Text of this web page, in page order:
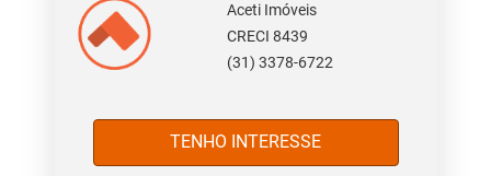
Aceti Imóveis
CRECI 8439
(31) 3378-6722
TENHO INTERESSE